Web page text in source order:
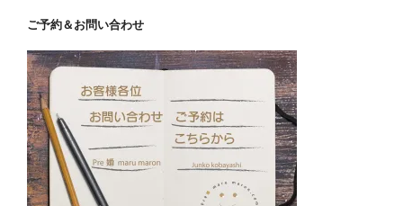
ご予約＆お問い合わせ